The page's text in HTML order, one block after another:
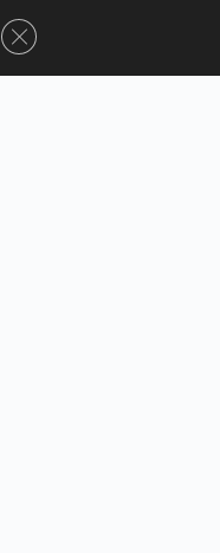
Close GDPR Cookie Banner